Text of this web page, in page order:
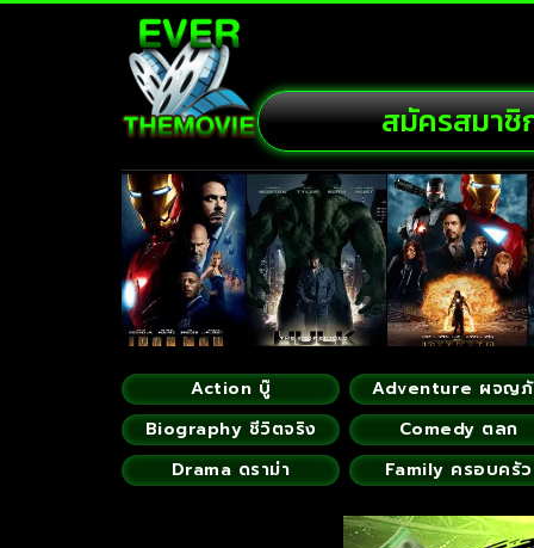
สมัครสมาชิ
Action บู๊
Adventure ผจญ
Biography ชีวิตจริง
Comedy ตลก
Drama ดราม่า
Family ครอบครัว